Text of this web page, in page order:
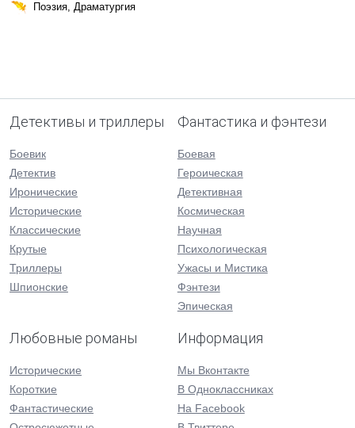
Поэзия, Драматургия
Детективы и триллеры
Боевик
Детектив
Иронические
Исторические
Классические
Крутые
Триллеры
Шпионские
Фантастика и фэнтези
Боевая
Героическая
Детективная
Космическая
Научная
Психологическая
Ужасы и Мистика
Фэнтези
Эпическая
Любовные романы
Исторические
Короткие
Фантастические
Информация
Мы Вконтакте
В Одноклассниках
На Facebook